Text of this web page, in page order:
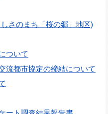
さのまち「桜の郷」地区)
ついて
流都市協定の締結について